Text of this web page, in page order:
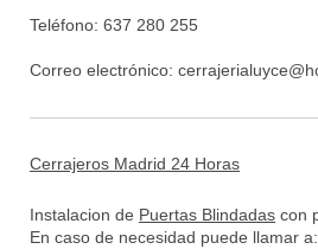
Teléfono: 637 280 255
Correo electrónico:
Cerrajeros Madrid 24 Horas
Instalacion de Puertas Blindadas con
En caso de necesidad puede llamar a: